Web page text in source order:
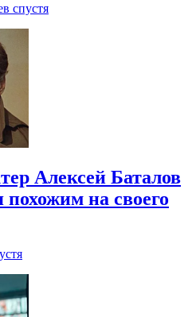
спустя
Алексей Баталов
похожим на своего